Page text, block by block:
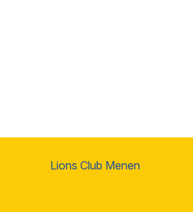
Lions Club Menen